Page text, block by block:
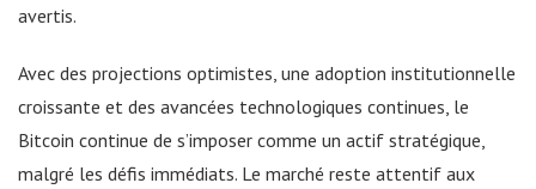
avertis.
Avec des projections optimistes, une adoption institutionnelle
croissante et des avancées technologiques continues, le
Bitcoin continue de s’imposer comme un actif stratégique,
malgré les défis immédiats. Le marché reste attentif aux